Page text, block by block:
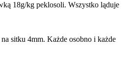
18g/kg peklosoli. Wszystko ląduje
na sitku 4mm. Każde osobno i każde